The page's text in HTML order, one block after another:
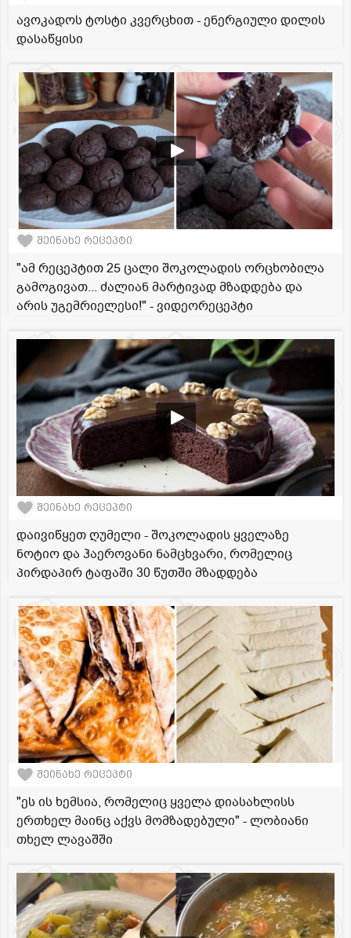
ავოკადოს ტოსტი კვერცხით - ენერგიული დილის
დასაწყისი
შეინახე რეცეპტი
"ამ რეცეპტით 25 ცალი შოკოლადის ორცხობილა
გამოგივათ... ძალიან მარტივად მზადდება და
არის უგემრიელესი!" - ვიდეორეცეპტი
შეინახე რეცეპტი
დაივიწყეთ ღუმელი - შოკოლადის ყველაზე
ნოტიო და ჰაეროვანი ნამცხვარი, რომელიც
პირდაპირ ტაფაში 30 წუთში მზადდება
შეინახე რეცეპტი
"ეს ის ხემსია, რომელიც ყველა დიასახლისს
ერთხელ მაინც აქვს მომზადებული" - ლობიანი
თხელ ლავაშში